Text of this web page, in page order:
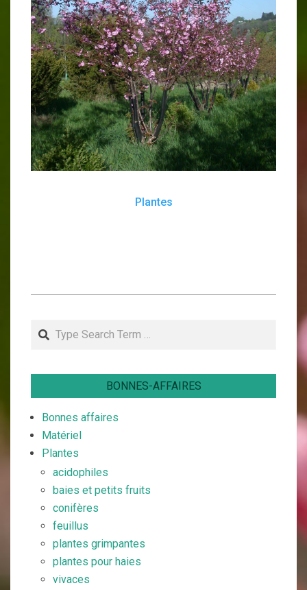
Plantes
06
Search
BONNES-AFFAIRES
Bonnes affaires
Matériel
Plantes
acidophiles
baies et petits fruits
conifères
feuillus
plantes grimpantes
plantes pour haies
vivaces